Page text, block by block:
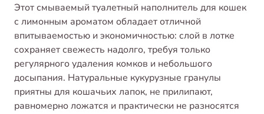
Этот смываемый туалетный наполнитель для кошек
с лимонным ароматом обладает отличной
впитываемостью и экономичностью: слой в лотке
сохраняет свежесть надолго, требуя только
регулярного удаления комков и небольшого
досыпания. Натуральные кукурузные гранулы
приятны для кошачьих лапок, не прилипают,
равномерно ложатся и практически не разносятся